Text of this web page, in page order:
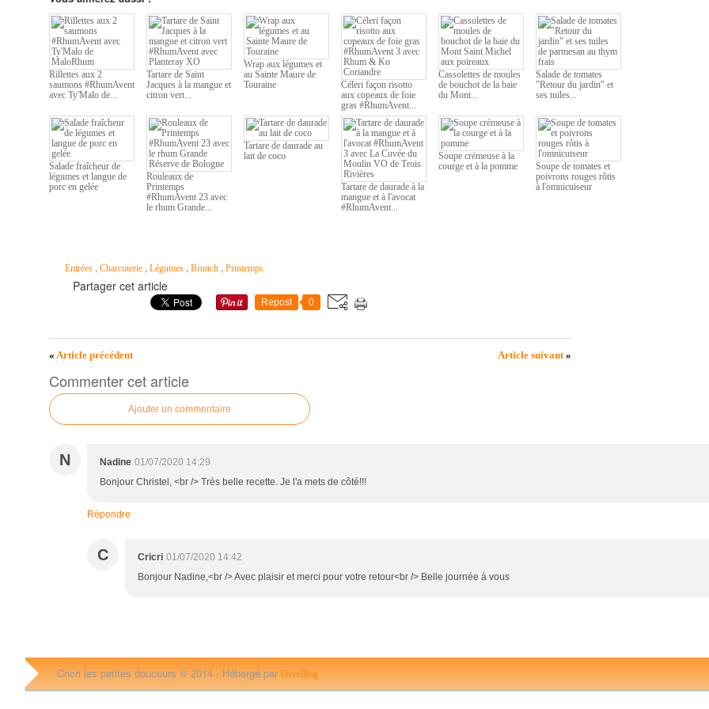
Rillettes aux 2
saumons #RhumAvent
avec Ty'Malo de...
Tartare de Saint
Jacques à la mangue et
citron vert...
Wrap aux légumes et
au Sainte Maure de
Touraine
Céleri façon risotto
aux copeaux de foie
gras #RhumAvent...
Cassolettes de moules
de bouchot de la baie
du Mont...
Salade de tomates
"Retour du jardin" et
ses tuiles...
Salade fraîcheur de
légumes et langue de
porc en gelée
Rouleaux de
Printemps
#RhumAvent 23 avec
le rhum Grande...
Tartare de daurade au
lait de coco
Tartare de daurade à la
mangue et à l'avocat
#RhumAvent...
Soupe crémeuse à la
courge et à la pomme
Soupe de tomates et
poivrons rouges rôtis
à l'omnicuiseur
Entrées , Charcuterie , Légumes , Brunch , Printemps
Partager cet article
Repost 0
« Article précédent Article suivant»
Commenter cet article
Ajouter un commentaire
N Nadine 01/07/2020 14:29
Bonjour Christel, <br /> Très belle recette. Je l'a mets de côté!!!
Répondre
C Cricri 01/07/2020 14:42
Bonjour Nadine,<br /> Avec plaisir et merci pour votre retour<br /> Belle journée à vous
Cricri les petites douceurs © 2014 - Hébergé par OverBlog